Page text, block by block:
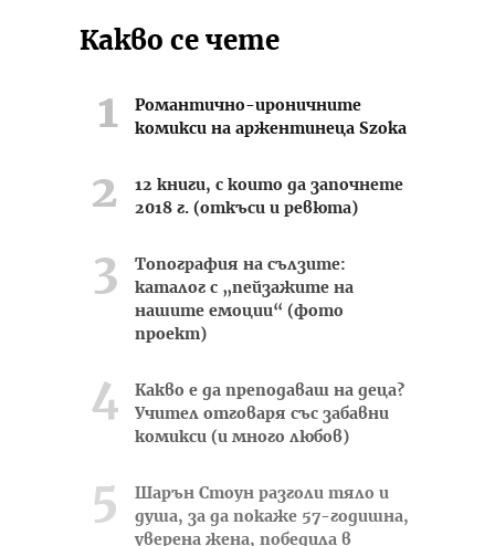
Какво се чете
Романтично-ироничните
комикси на аржентинеца Szoka
12 книги, с които да започнете
2018 г. (откъси и ревюта)
Топография на сълзите:
каталог с „пейзажите на
нашите емоции“ (фото
проект)
Какво е да преподаваш на деца?
Учител отговаря със забавни
комикси (и много любов)
Шарън Стоун разголи тяло и
душа, за да покаже 57-годишна,
уверена жена, победила в